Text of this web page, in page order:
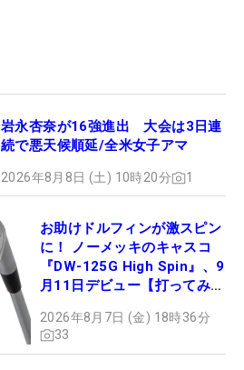
岩永杏奈が16強進出 大会は3日連
続で悪天候順延/全米女子アマ
2026年8月8日 (土) 10時20分 1
お助けドルフィンが激スピン
に！ ノーメッキのキャスコ
『DW-125G High Spin』、9
月11日デビュー【打ってみ
2026年8月7日 (金) 18時36分
33